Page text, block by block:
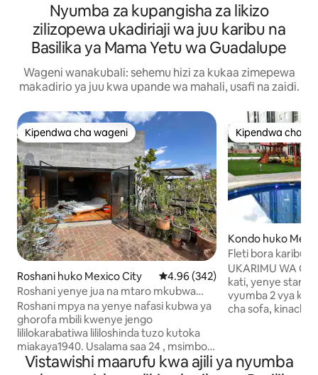
Nyumba za kupangisha za likizo
zilizopewa ukadiriaji wa juu karibu na
Basilika ya Mama Yetu wa Guadalupe
Wageni wanakubali: sehemu hizi za kukaa zimepewa
makadirio ya juu kwa upande wa mahali, usafi na zaidi.
Kipendwa cha wageni
Kipendwa cha wageni
Roshani huko Mexico City Ukadiriaji wa wastani wa 4.96
4.96 (342)
Roshani yenye jua na mtaro mkubwa
katika eneo la kihistoria
Roshani mpya na yenye nafasi kubwa ya
ghorofa mbili kwenye jengo
lililokarabatiwa lililoshinda tuzo kutoka
miakaya1940. Usalama saa 24 , msimbo
binafsi wa kidijitali wa kufikia fleti, Wi-Fi,
Kipendwa cha
Kipendwa cha
Kondo huko
Fleti bora karibu
mtindo wa LaVilla
UKARIMU WA CAMEO
kati, yenye
vyumba 2 vya
cha sofa,
dakika 10 Basilika
Vistawishi maarufu kwa ajili ya nyumba